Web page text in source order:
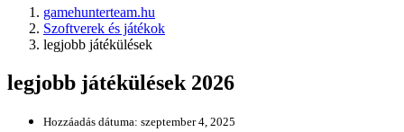
gamehunterteam.hu
Szoftverek és játékok
legjobb játékülések
legjobb játékülések 2026
Hozzáadás dátuma: szeptember 4, 2025